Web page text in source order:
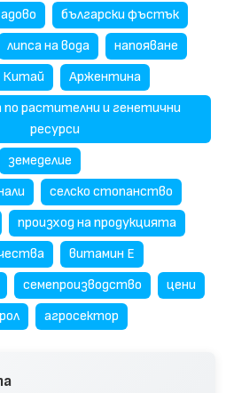
български фъстък
липса на вода
напояване
Китай
Аржентина
растителни и генетични
ресурси
земеделие
селско стопанство
произход на продукцията
витамин Е
семепроизводство
цени
агросектор